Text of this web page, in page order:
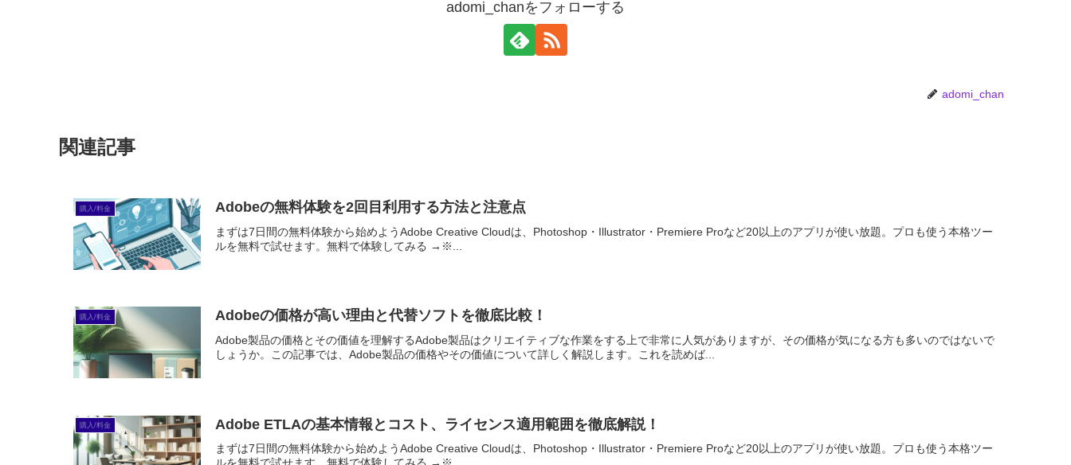
adomi_chanをフォローする
adomi_chan
関連記事
購入/料金 Adobeの無料体験を2回目利用する方法と注意点
まずは7日間の無料体験から始めようAdobe Creative Cloudは、Photoshop・Illustrator・Premiere Proなど20以上のアプリが使い放題。プロも使う本格ツー
ルを無料で試せます。無料で体験してみる →※...
購入/料金 Adobeの価格が高い理由と代替ソフトを徹底比較！
Adobe製品の価格とその価値を理解するAdobe製品はクリエイティブな作業をする上で非常に人気がありますが、その価格が気になる方も多いのではないで
しょうか。この記事では、Adobe製品の価格やその価値について詳しく解説します。これを読めば...
購入/料金 Adobe ETLAの基本情報とコスト、ライセンス適用範囲を徹底解説！
まずは7日間の無料体験から始めようAdobe Creative Cloudは、Photoshop・Illustrator・Premiere Proなど20以上のアプリが使い放題。プロも使う本格ツー
ルを無料で試せます。無料で体験してみる →※...